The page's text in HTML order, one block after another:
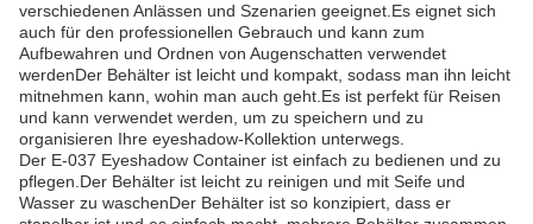
verschiedenen Anlässen und Szenarien geeignet.Es eignet sich
auch für den professionellen Gebrauch und kann zum
Aufbewahren und Ordnen von Augenschatten verwendet
werdenDer Behälter ist leicht und kompakt, sodass man ihn leicht
mitnehmen kann, wohin man auch geht.Es ist perfekt für Reisen
und kann verwendet werden, um zu speichern und zu
organisieren Ihre eyeshadow-Kollektion unterwegs.
Der E-037 Eyeshadow Container ist einfach zu bedienen und zu
pflegen.Der Behälter ist leicht zu reinigen und mit Seife und
Wasser zu waschenDer Behälter ist so konzipiert, dass er